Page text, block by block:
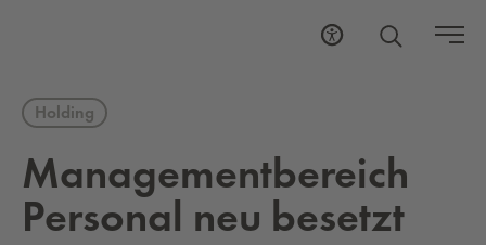
Holding
Ma­na­ge­ment­be­reich
Per­so­nal neu be­setzt